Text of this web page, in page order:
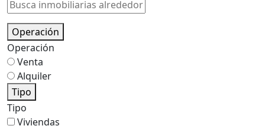
Operación
Operación
Venta
Alquiler
Tipo
Tipo
Viviendas